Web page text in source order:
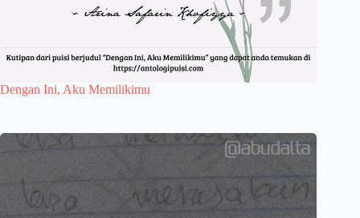
Dengan Ini, Aku Memilikimu